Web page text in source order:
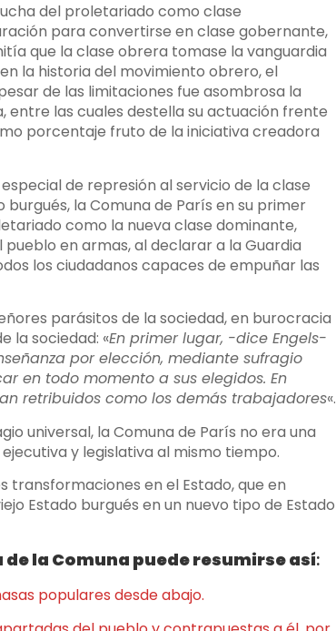
del proletariado como clase
para convertirse en clase gobernante,
que la clase obrera tomase la vanguardia
la historia del movimiento obrero, el
de las limitaciones fue asombrosa la
entre las cuales destella su actuación frente
porcentaje fruto de la iniciativa creadora
de represión al servicio de la clase
la Comuna de París en su primer
como la nueva clase dominante,
en armas, al declarar a la Guardia
los ciudadanos capaces de empuñar las
parásitos de la sociedad, en burocracia
la sociedad: «En primer lugar, -dice Engels-
por elección, mediante sufragio
en todo momento a sus elegidos. En
retribuidos como los demás trabajadores«.
universal, la Comuna de París no era una
y legislativa al mismo tiempo.
transformaciones en el Estado, que en
Estado burgués en un nuevo tipo de Estado
la Comuna puede resumirse así:
populares desde abajo.